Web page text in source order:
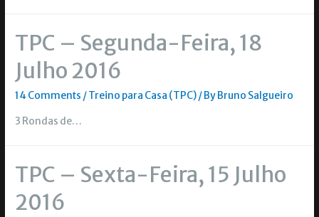
TPC – Segunda-Feira, 18
Julho 2016
14 Comments /Treino para Casa (TPC)/ ByBruno Salgueiro
3 Rondas de…
TPC – Sexta-Feira, 15 Julho
2016